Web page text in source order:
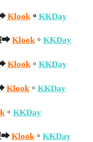
Klook。 KKDay
➡Klook。 KKDay
Klook。 KKDay
Klook。 KKDay
。 KKDay
➡Klook。 KKDay